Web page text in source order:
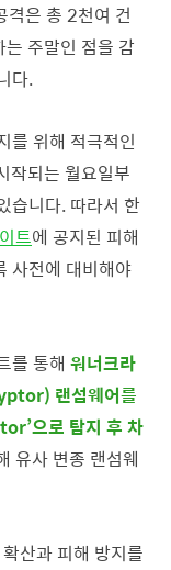
격은 총 2천여 건
주말인 점을 감
다.
를 위해 적극적인
작되는 월요일부
습니다. 따라서 한
트에 공지된 피해
사전에 대비해야
를 통해 워너크라
랜섬웨어를
으로 탐지 후 차
유사 변종 랜섬웨
산과 피해 방지를